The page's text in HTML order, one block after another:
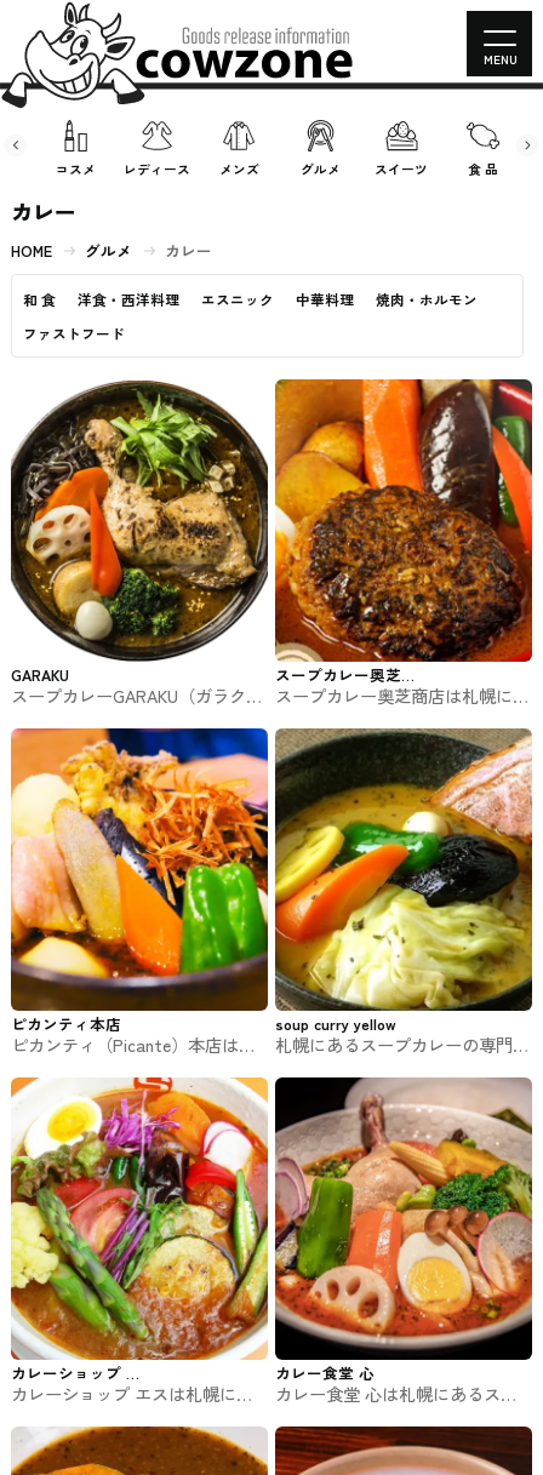
コスメ レディース メンズ グルメ スイーツ 食 品
MENU
カレー
HOME グルメ カレー
和 食 洋食・西洋料理 エスニック 中華料理
焼肉・ホルモン
ファストフード
GARAKU
スープカレーGARAKU（ガラク）
店です
スープカレー奥芝
商店
スープカレー奥芝商店は札幌にあ
ピカンティ本店
ピカンティ（Picante）本店は札
す
soup curry yellow
札幌にあるスープカレーの専門店
リー イエロー）
カレーショップ エ
ス
カレーショップ エスは札幌にあ
カレー食堂 心
カレー食堂 心は札幌にあるスー